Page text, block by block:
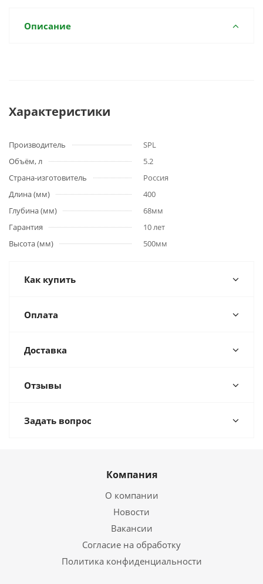
Описание
Характеристики
Производитель
SPL
Объём, л
5.2
Страна-изготовитель
Россия
Длина (мм)
400
Глубина (мм)
68мм
Гарантия
10 лет
Высота (мм)
500мм
Как купить
Оплата
Доставка
Отзывы
Задать вопрос
Компания
О компании
Новости
Вакансии
Согласие на обработку
Политика конфиденциальности